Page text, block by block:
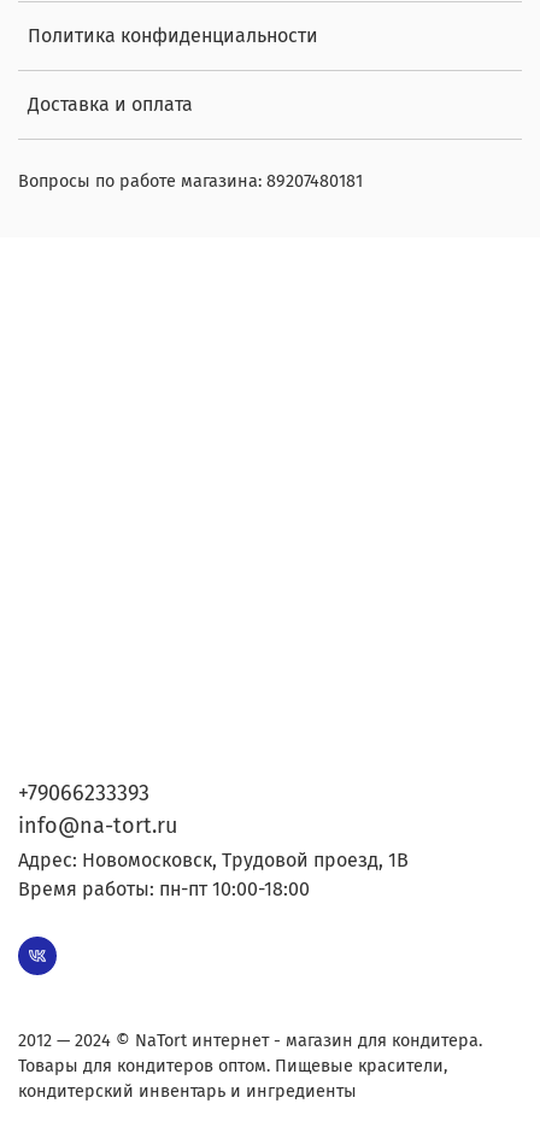
Политика конфиденциальности
Доставка и оплата
Вопросы по работе магазина: 89207480181
+79066233393
info@na-tort.ru
Адрес: Новомосковск, Трудовой проезд, 1В
Время работы: пн-пт 10:00-18:00
2012 — 2024 © NaTort интернет - магазин для кондитера.
Товары для кондитеров оптом. Пищевые красители,
кондитерский инвентарь и ингредиенты